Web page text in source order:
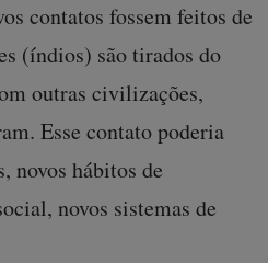
contatos fossem feitos de
(índios) são tirados do
outras civilizações,
Esse contato poderia
novos hábitos de
novos sistemas de